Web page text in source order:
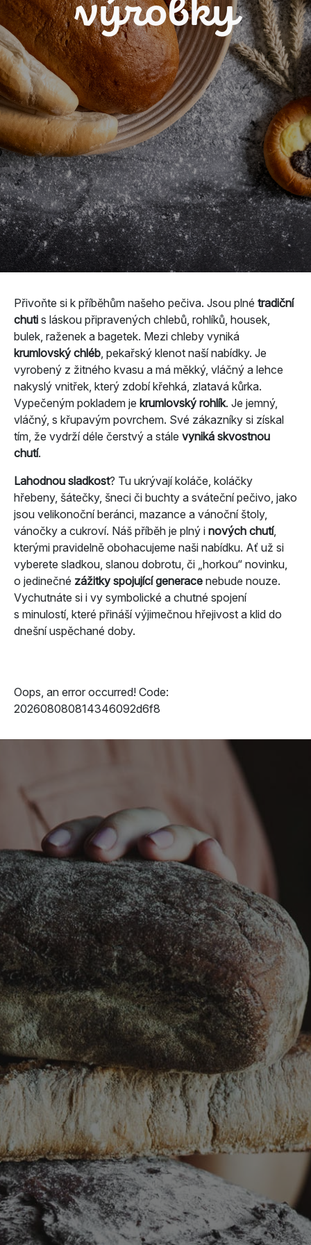
výrobky
Přivoňte si k příběhům našeho pečiva. Jsou plné tradiční
chuti s láskou připravených chlebů, rohlíků, housek,
bulek, raženek a bagetek. Mezi chleby vyniká
krumlovský chléb , pekařský klenot naší nabídky. Je
vyrobený z žitného kvasu a má měkký, vláčný a lehce
nakyslý vnitřek, který zdobí křehká, zlatavá kůrka.
Vypečeným pokladem je krumlovský rohlík. Je jemný,
vláčný, s křupavým povrchem. Své zákazníky si získal
tím, že vydrží déle čerstvý a stále vyniká skvostnou
chutí.
Lahodnou sladkost? Tu ukrývají koláče, koláčky
hřebeny, šátečky, šneci či buchty a sváteční pečivo, jako
jsou velikonoční beránci, mazance a vánoční štoly,
vánočky a cukroví. Náš příběh je plný i nových chutí,
kterými pravidelně obohacujeme naši nabídku. Ať už si
vyberete sladkou, slanou dobrotu, či „horkou“ novinku,
o jedinečné zážitky spojující generace nebude nouze.
Vychutnáte si i vy symbolické a chutné spojení
s minulostí, které přináší výjimečnou hřejivost a klid do
dnešní uspěchané doby.
Oops, an error occurred! Code:
202608080814346092d6f8